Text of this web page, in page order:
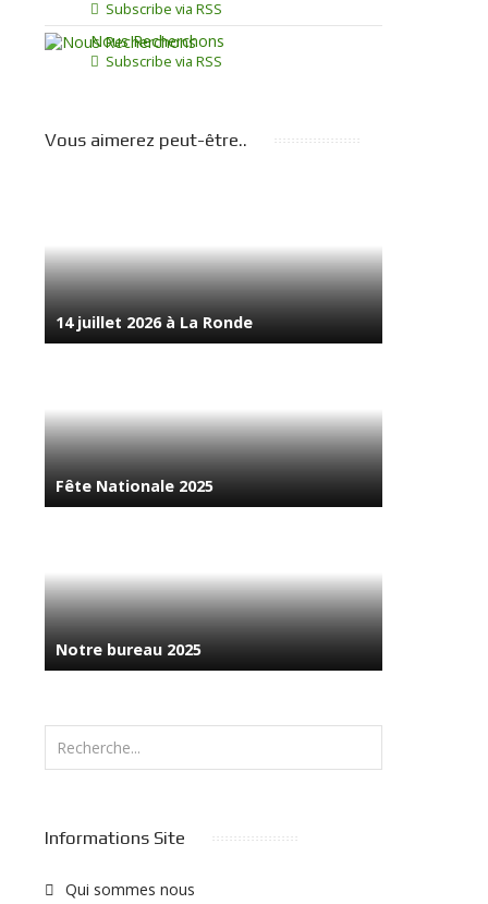
Subscribe via RSS
Nous Recherchons
Subscribe via RSS
Vous aimerez peut-être..
14 juillet 2026 à La Ronde
Fête Nationale 2025
Notre bureau 2025
Rechercher
Informations Site
Qui sommes nous